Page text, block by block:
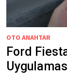
OTO ANAHTAR
Ford